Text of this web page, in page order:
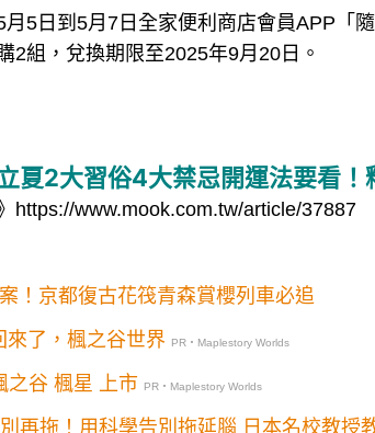
月5日到5月7日全家便利商店會員APP「
2組，兌換期限至2025年9月20日。
夏2大習俗4大禁忌開運法要看
https://www.mook.com.tw/article/37887
！京都復古花筏青森賞櫻列車必追
來了，楓之谷世界
PR・Maplestory Worlds
之谷 楓星 上市 PR・Maplestory Worlds
別再拖！用科學告別拖延腦 日本名校教